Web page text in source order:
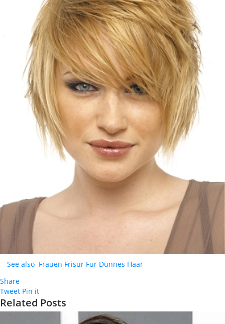
See also Frauen Frisur Für Dünnes Haar
Share
Tweet Pin it
Related Posts